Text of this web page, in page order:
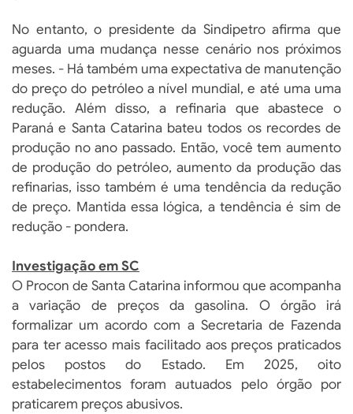
No entanto, o presidente da Sindipetro afirma que
aguarda uma mudança nesse cenário nos próximos
meses. - Há também uma expectativa de manutenção
do preço do petróleo a nível mundial, e até uma uma
redução. Além disso, a refinaria que abastece o
Paraná e Santa Catarina bateu todos os recordes de
produção no ano passado. Então, você tem aumento
de produção do petróleo, aumento da produção das
refinarias, isso também é uma tendência da redução
de preço. Mantida essa lógica, a tendência é sim de
redução - pondera.
Investigação em SC
O Procon de Santa Catarina informou que acompanha
a variação de preços da gasolina. O órgão irá
formalizar um acordo com a Secretaria de Fazenda
para ter acesso mais facilitado aos preços praticados
pelos postos do Estado. Em 2025, oito
estabelecimentos foram autuados pelo órgão por
praticarem preços abusivos.